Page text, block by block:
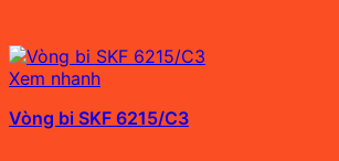
Xem nhanh
Vòng bi SKF 6215/C3